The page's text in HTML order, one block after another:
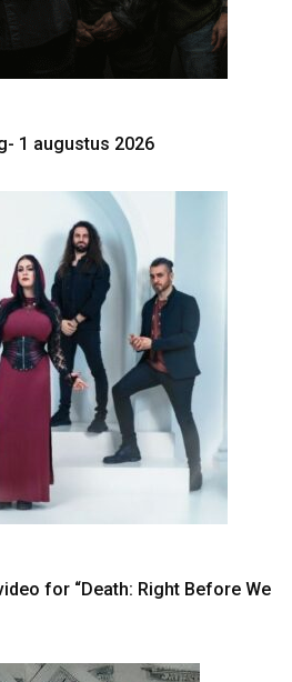
1 augustus 2026
for “Death: Right Before We